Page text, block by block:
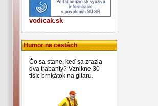
vodicak.sk
Humor na cestách
Čo sa stane, keď sa zrazia
dva trabanty? Vznikne 30-
tisíc brnkátok na gitaru.